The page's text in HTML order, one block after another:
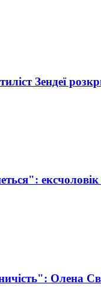
Зендеї
Олена